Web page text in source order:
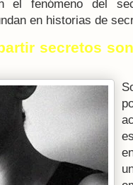
el fenómeno del
en historias de
secretos